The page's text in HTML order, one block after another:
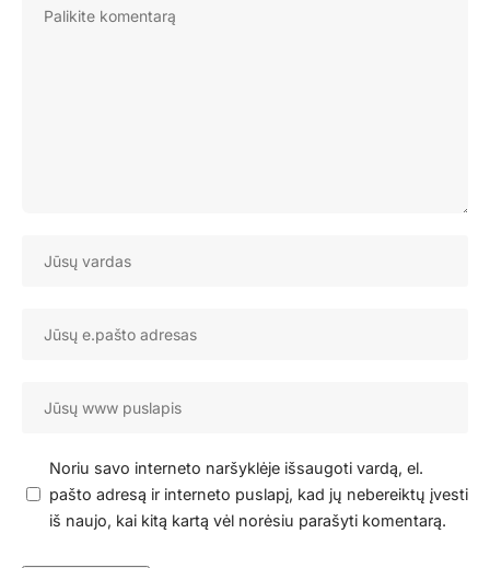
Noriu savo interneto naršyklėje išsaugoti vardą, el.
pašto adresą ir interneto puslapį, kad jų nebereiktų įvesti
iš naujo, kai kitą kartą vėl norėsiu parašyti komentarą.